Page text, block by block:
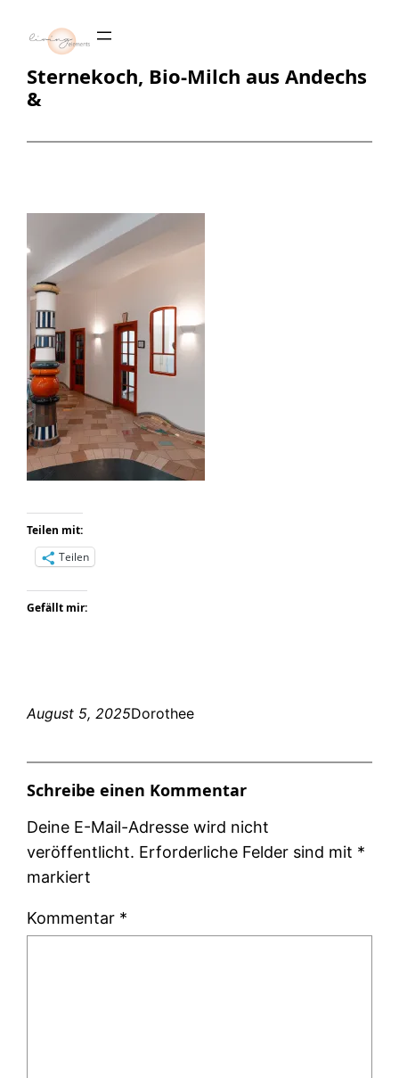
Inhalt
springen
Sternekoch, Bio-Milch aus Andechs
&
Teilen mit:
Teilen
Gefällt mir:
August 5, 2025Dorothee
Schreibe einen Kommentar
Deine E-Mail-Adresse wird nicht
veröffentlicht. Erforderliche Felder sind mit *
markiert
Kommentar *